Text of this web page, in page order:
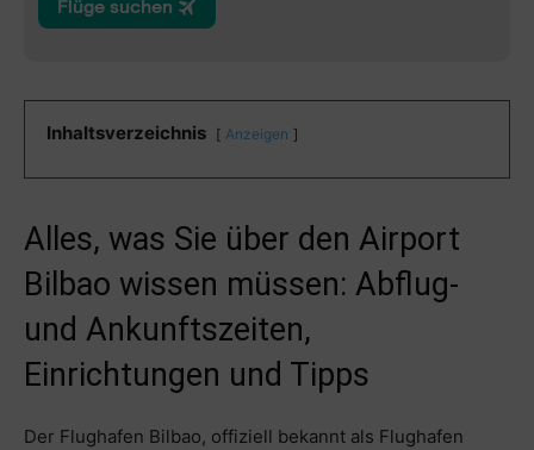
Inhaltsverzeichnis Anzeigen
Alles, was Sie über den Airport
Bilbao wissen müssen: Abflug-
und Ankunftszeiten,
Einrichtungen und Tipps
Der Flughafen Bilbao, offiziell bekannt als Flughafen